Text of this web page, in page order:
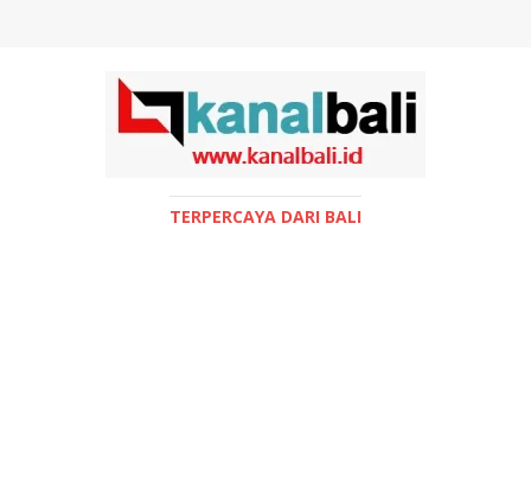
TERPERCAYA DARI BALI